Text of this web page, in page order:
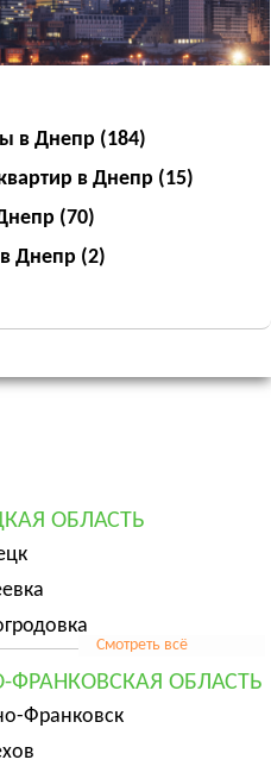
в Днепр (184)
в Днепр (15)
(70)
Днепр (2)
ОБЛАСТЬ
Смотреть всё
ФРАНКОВСКАЯ ОБЛАСТЬ
Франковск